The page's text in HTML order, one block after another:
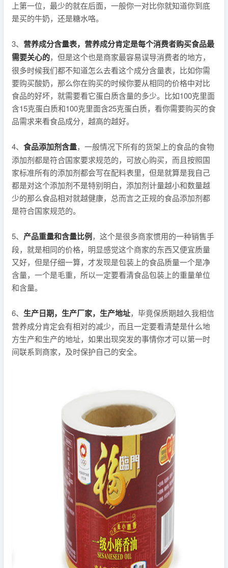
上第一位，最少的就在后面，一般你一对比你就知道你到底
是买的牛奶，还是糖水咯。
3、 营养成分含量表，营养成分肯定是每个消费者购买食品最
需要关心的，但是这个也是商家最容易误导消费者的地方，
很多时候我们都不知道怎么去看这个成分含量表，比如你需
要购买酸奶，那么你在购买的时候你要从相同的价格中对比
食品的好坏，就需要看它蛋白质含量的多少。比如100克里面
含15克蛋白质和100克里面含25克蛋白质，看你需要购买的食
品需求来看食品成分，越高的越好。
4、 食品添加剂含量，一般情况下所有的货架上的食品的食物
添加剂都是符合国家要求规范的，可放心购买，而且按照国
家标准所有的添加剂都会写在配料表里，但是就算是我自己
都是对这个添加剂不是特别明白，添加剂计量越小和数量越
少的那么食品相对就越健康，总而言之正规的食品添加剂都
是符合国家规范的。
5、 产品重量和含量比例，这个是很多商家惯用的一种销售手
段，就是相同的价格，明显感觉这个商家的东西又便宜质量
又好，但是仔细一算，才发现是包装上的食品质量一个是净
含量，一个是毛重，所以一定要看清食品包装上的重量单位
和含量。
6、 生产日期，生产厂家，生产地址，毕竟保质期越久我相信
营养成分肯定会有相对的减少，而且一定要看清楚是什么地
方生产和生产的地址，如果出现突发的事情你才可以第一时
间联系到商家，及时保护自己的安全。